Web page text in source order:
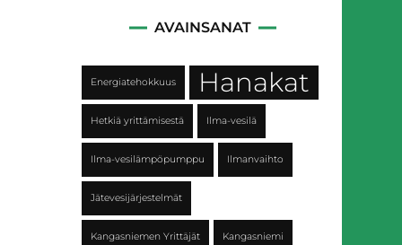
AVAINSANAT
Energiatehokkuus Hanakat
Hetkiä yrittämisestä Ilma-vesilä
Ilma-vesilämpöpumppu Ilmanvaihto
Jätevesijärjestelmät
Kangasniemen Yrittäjät Kangasniemi